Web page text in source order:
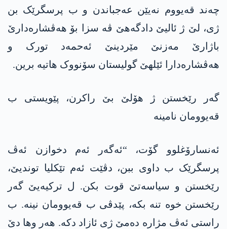
چەند قەیووم نەیێن عەجباندن و ب پرسگرێک بن
ژی، لێ ژ ئالیێ دادگەھێ ڤە سزا بۆ ھەڤشارەدارێ
باژارێ مەزنێ مێردینێ ئەحمەد تورک و
ھەڤشارەدارا ئێلھێ گولیستان سۆنووک ھاتیە برین.
گەر رێخستن ژ ھۆلێ بێ راکرن، پێویستی ب
قەیوومان نامینە
ئەنسارۆغلوو گۆت، “ئەگەر ئەم دخوازن ئەڤ
پرسگرێک ب داوی ببن، دڤێت ئەم تێکلیا توندیێ،
رێخستن و سیاسەتێ قوت بکن. ل ترکیەیێ گەر
رێخستن خوە تنە بکە، پێدڤی ب قەیوومان نینە. ب
راستی ئەڤ مژارە دەمێ ژی ئازاد دکە. ھەر وھا دێ